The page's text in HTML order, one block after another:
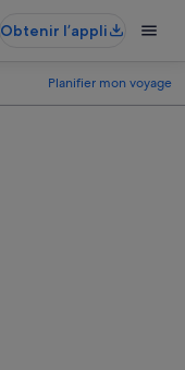
Obtenir l’appli
Planifier mon voyage